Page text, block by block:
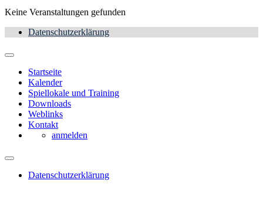
Keine Veranstaltungen gefunden
Datenschutzerklärung
Startseite
Kalender
Spiellokale und Training
Downloads
Weblinks
Kontakt
anmelden
Datenschutzerklärung